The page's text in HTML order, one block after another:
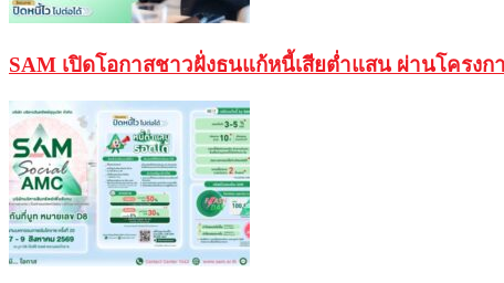
SAM เปิดโอกาสชาวฝั่งธนแก้หนี้เสียต่ำแสน ผ่านโครง